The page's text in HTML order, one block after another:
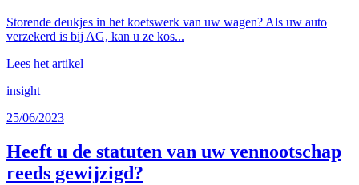
Storende deukjes in het koetswerk van uw wagen? Als uw auto
verzekerd is bij AG, kan u ze kos...
Lees het artikel
insight
25/06/2023
Heeft u de statuten van uw vennootschap
reeds gewijzigd?